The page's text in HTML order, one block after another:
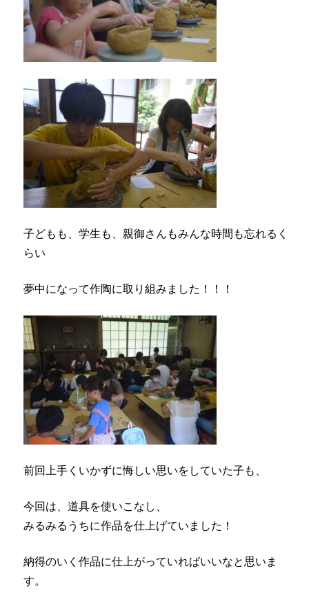
子どもも、学生も、親御さんもみんな時間も忘れるく
らい
夢中になって作陶に取り組みました！！！
前回上手くいかずに悔しい思いをしていた子も、
今回は、道具を使いこなし、
みるみるうちに作品を仕上げていました！
納得のいく作品に仕上がっていればいいなと思いま
す。